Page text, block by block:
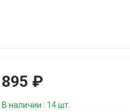
895₽
В наличии : 14 шт.